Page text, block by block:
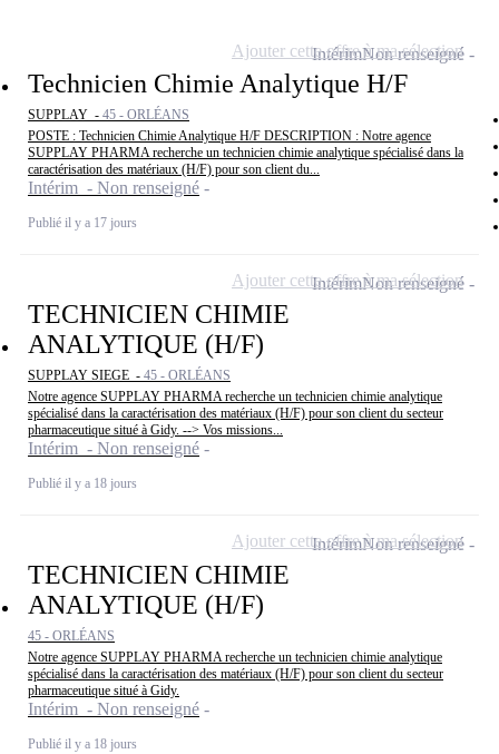
Technicien Chimie Analytique H/F
SUPPLAY - 45 - ORLÉANS
POSTE : Technicien Chimie Analytique H/F DESCRIPTION : Notre agence
SUPPLAY PHARMA recherche un technicien chimie analytique spécialisé dans la
caractérisation des matériaux (H/F) pour son client du...
Intérim - Non renseigné
Publié il y a 17 jours
IntérimNon renseigné
Ajouter cette offre à ma sélection
TECHNICIEN CHIMIE
ANALYTIQUE (H/F)
SUPPLAY SIEGE - 45 - ORLÉANS
Notre agence SUPPLAY PHARMA recherche un technicien chimie analytique
spécialisé dans la caractérisation des matériaux (H/F) pour son client du secteur
pharmaceutique situé à Gidy. --> Vos missions...
Intérim - Non renseigné
Publié il y a 18 jours
IntérimNon renseigné
Ajouter cette offre à ma sélection
TECHNICIEN CHIMIE
ANALYTIQUE (H/F)
45 - ORLÉANS
Notre agence SUPPLAY PHARMA recherche un technicien chimie analytique
spécialisé dans la caractérisation des matériaux (H/F) pour son client du secteur
pharmaceutique situé à Gidy.
Intérim - Non renseigné
Publié il y a 18 jours
IntérimNon renseigné
Ajouter cette offre à ma sélection